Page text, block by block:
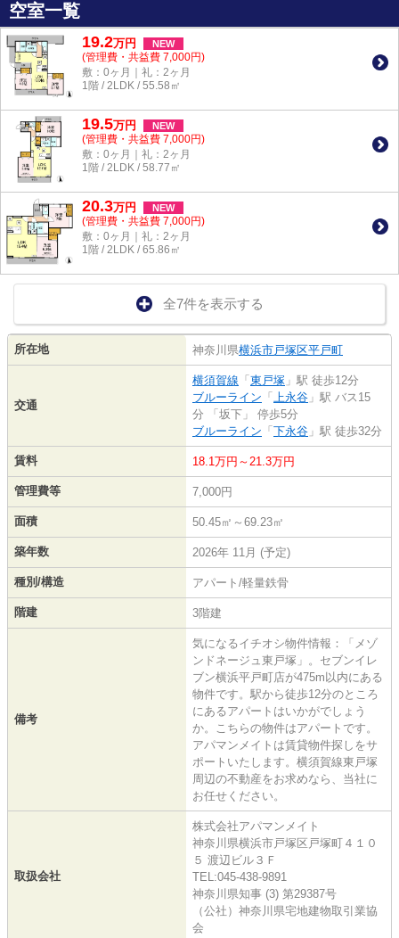
空室一覧
19.2万円 NEW
(管理費・共益費 7,000円)
敷：0ヶ月｜礼：2ヶ月
1階 / 2LDK / 55.58㎡
19.5万円 NEW
(管理費・共益費 7,000円)
敷：0ヶ月｜礼：2ヶ月
1階 / 2LDK / 58.77㎡
20.3万円 NEW
(管理費・共益費 7,000円)
敷：0ヶ月｜礼：2ヶ月
1階 / 2LDK / 65.86㎡
全7件を表示する
所在地 神奈川県横浜市戸塚区平戸町
交通
横須賀線 「 東戸塚 」駅 徒歩12分
ブルーライン 「 上永谷 」駅 バス15
分 「坂下」 停歩5分
ブルーライン 「 下永谷 」駅 徒歩32分
賃料 18.1万円～21.3万円
管理費等 7,000円
面積 50.45㎡～69.23㎡
築年数 2026年 11月 (予定)
種別/構造 アパート/軽量鉄骨
階建 3階建
備考
気になるイチオシ物件情報：「メゾ
ンドネージュ東戸塚」。セブンイレ
ブン横浜平戸町店が475m以内にある
物件です。駅から徒歩12分のところ
にあるアパートはいかがでしょう
か。こちらの物件はアパートです。
アパマンメイトは賃貸物件探しをサ
ポートいたします。横須賀線東戸塚
周辺の不動産をお求めなら、当社に
お任せください。
取扱会社
株式会社アパマンメイト
神奈川県横浜市戸塚区戸塚町４１０
５ 渡辺ビル３Ｆ
TEL:045-438-9891
神奈川県知事 (3) 第29387号
（公社）神奈川県宅地建物取引業協
会